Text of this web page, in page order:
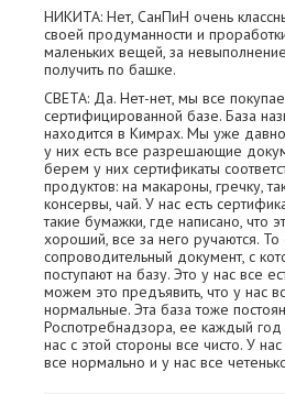
НИКИТА: Нет, СанПиН очень
своей продуманности и
маленьких вещей, за
получить по башке.
СВЕТА: Да. Нет-нет, мы все
сертифицированной базе. База
находится в Кимрах. Мы уже
у них есть все разрешающие
берем у них сертификаты
продуктов: на макароны, гречку,
консервы, чай. У нас есть
такие бумажки, где написано, что
хороший, все за него ручаются. То
сопроводительный документ, с
поступают на базу. Это у нас все
можем это предъявить, что у нас
нормальные. Эта база тоже
Роспотребнадзора, ее каждый
нас с этой стороны все чисто. У
все нормально и у нас все